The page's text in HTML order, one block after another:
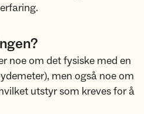
noe om det fysiske med en
men også noe om
utstyr som kreves for å